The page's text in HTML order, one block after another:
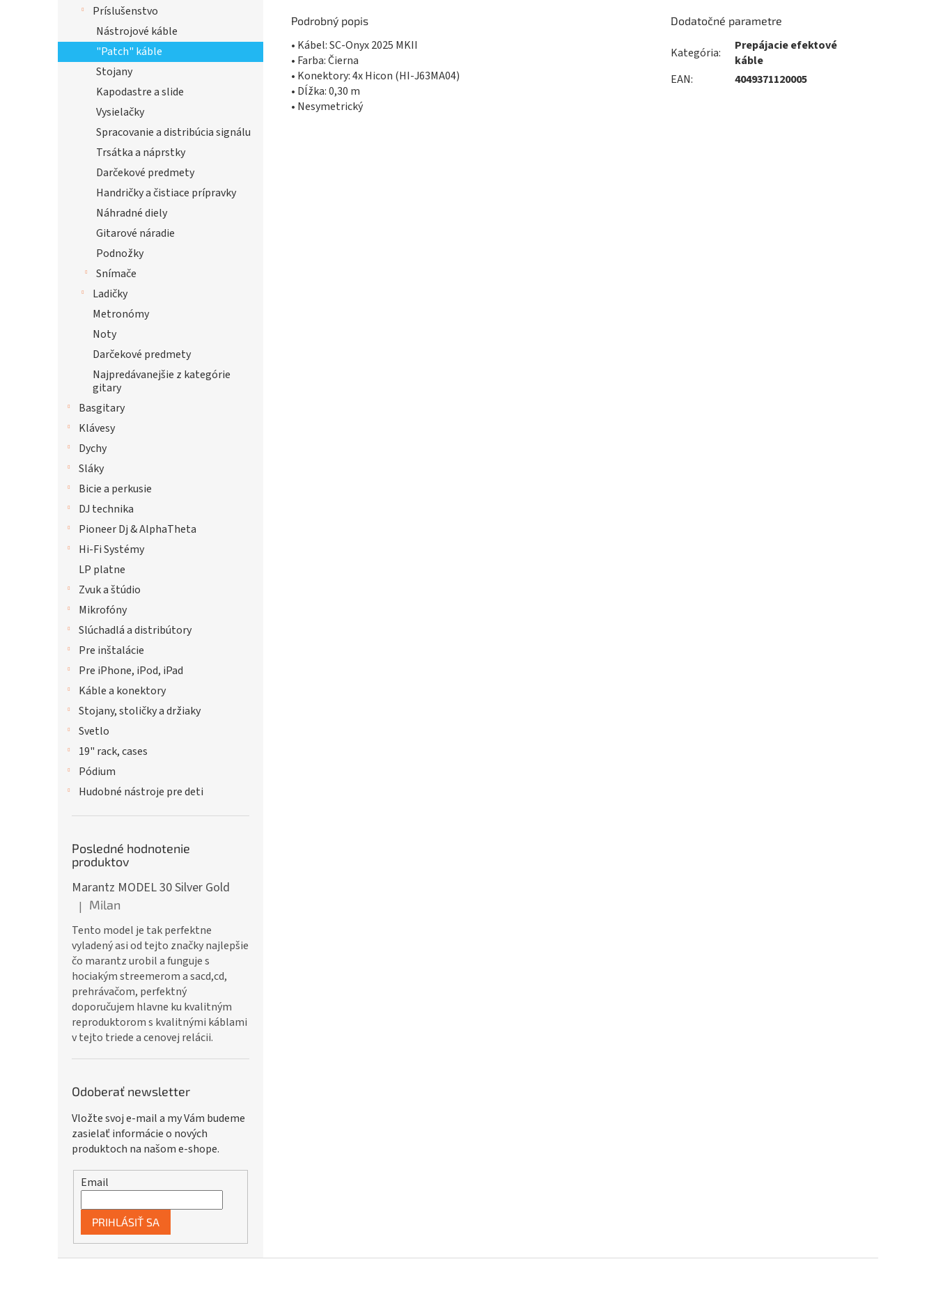
Príslušenstvo
Nástrojové káble
"Patch" káble
Stojany
Kapodastre a slide
Vysielačky
Spracovanie a distribúcia signálu
Trsátka a náprstky
Darčekové predmety
Handričky a čistiace prípravky
Náhradné diely
Gitarové náradie
Podnožky
Snímače
Ladičky
Metronómy
Noty
Darčekové predmety
Najpredávanejšie z kategórie
gitary
Basgitary
Klávesy
Dychy
Sláky
Bicie a perkusie
DJ technika
Pioneer Dj & AlphaTheta
Hi-Fi Systémy
LP platne
Zvuk a štúdio
Mikrofóny
Slúchadlá a distribútory
Pre inštalácie
Pre iPhone, iPod, iPad
Káble a konektory
Stojany, stoličky a držiaky
Svetlo
19" rack, cases
Pódium
Hudobné nástroje pre deti
Posledné hodnotenie
produktov
Marantz MODEL 30 Silver Gold
Hodnotenie produktu je 5 z 5 hviezdičiek.
| Milan
Tento model je tak perfektne
vyladený asi od tejto značky najlepšie
čo marantz urobil a funguje s
hociakým streemerom a sacd,cd,
prehrávačom, perfektný
doporučujem hlavne ku kvalitným
reproduktorom s kvalitnými káblami
v tejto triede a cenovej relácii.
Odoberať newsletter
Vložte svoj e-mail a my Vám budeme
zasielať informácie o nových
produktoch na našom e-shope.
Email
PRIHLÁSIŤ SA
Podrobný popis
• Kábel: SC-Onyx 2025 MKII
• Farba: Čierna
• Konektory: 4x Hicon (HI-J63MA04)
• Dĺžka: 0,30 m
• Nesymetrický
Dodatočné parametre
Kategória:
Prepájacie efektové
káble
EAN: 4049371120005